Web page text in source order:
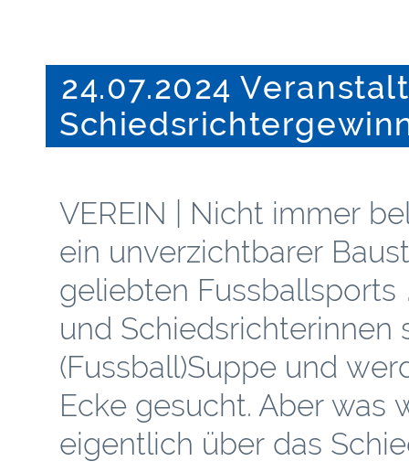
24.07.2024
VEREIN | Nicht immer
ein unverzichtbarer
geliebten
und Schiedsrichterinnen
(Fussball)Suppe und
Ecke gesucht. Aber was
eigentlich über das